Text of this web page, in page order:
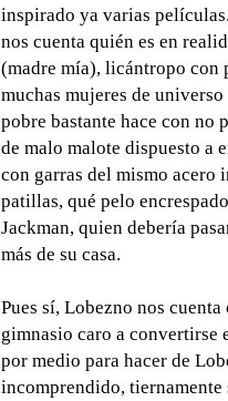
inspirado ya varias
nos cuenta quién es en
(madre mía), licántropo con
muchas mujeres de
pobre bastante hace con no
de malo malote dispuesto a
con garras del mismo acero
patillas, qué pelo
Jackman, quien debería
más de su casa.
Pues sí, Lobezno nos
gimnasio caro a convertirse
por medio para hacer de
incomprendido,